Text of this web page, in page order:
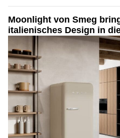
Moonlight von Smeg
italienisches Design in